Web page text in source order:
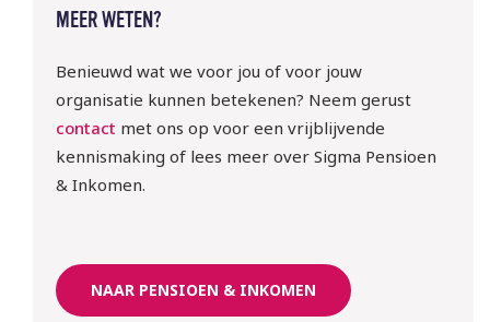
MEER WETEN?
Benieuwd wat we voor jou of voor jouw
organisatie kunnen betekenen? Neem gerust
contact met ons op voor een vrijblijvende
kennismaking of lees meer over Sigma Pensioen
& Inkomen.
NAAR PENSIOEN & INKOMEN
regels rondom het inlenen
Meld je gratis aan!